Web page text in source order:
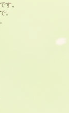
す。
。